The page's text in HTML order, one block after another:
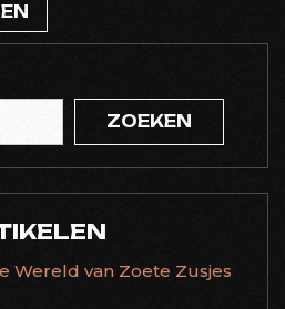
ZOEKEN
Wereld van Zoete Zusjes